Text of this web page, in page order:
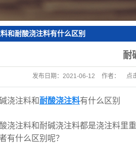
和耐酸浇注料有什么区别
耐
发布日期： 2021-06-12 作者： 点
注料和耐酸浇注料有什么区别
注料和耐碱浇注料都是浇注料里重
有什么区别呢？